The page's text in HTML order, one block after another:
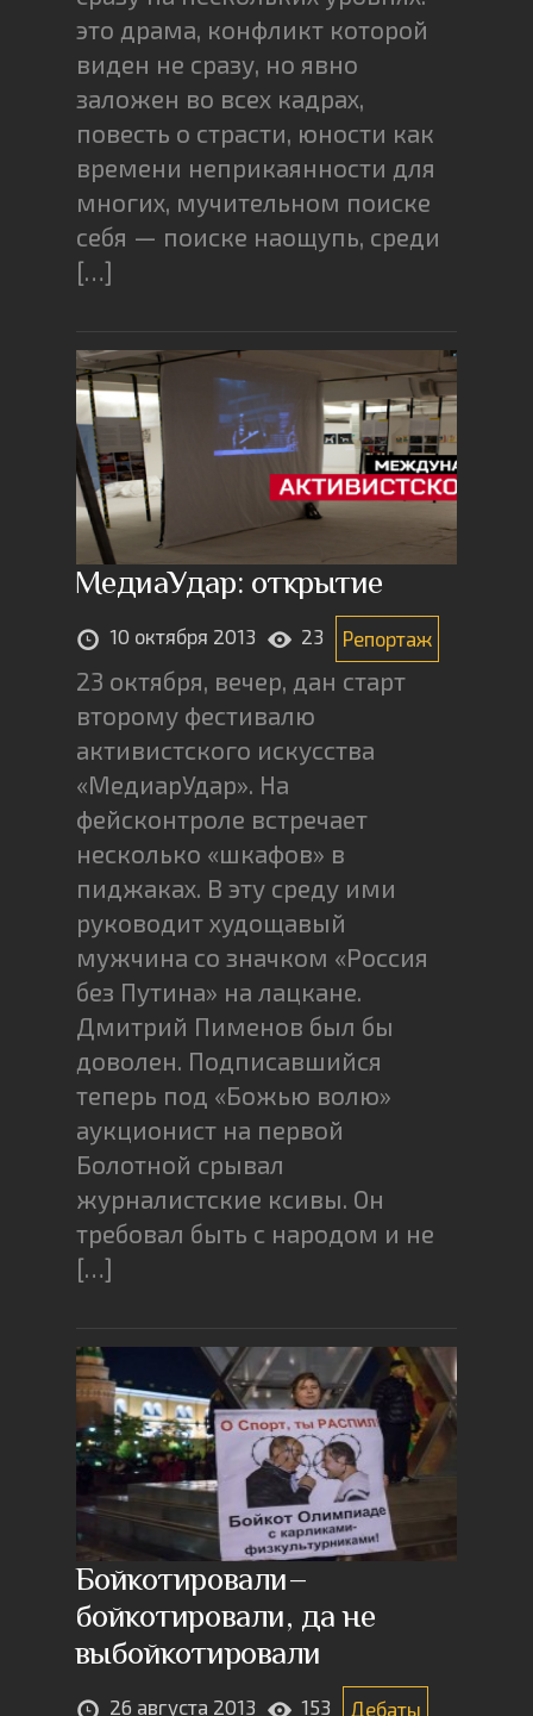
это драма, конфликт которой
виден не сразу, но явно
заложен во всех кадрах,
повесть о страсти, юности как
времени неприкаянности для
многих, мучительном поиске
себя — поиске наощупь, среди
[…]
МедиаУдар: открытие
10 октября 2013 23 Репортаж
23 октября, вечер, дан старт
второму фестивалю
активистского искусства
«МедиарУдар». На
фейсконтроле встречает
несколько «шкафов» в
пиджаках. В эту среду ими
руководит худощавый
мужчина со значком «Россия
без Путина» на лацкане.
Дмитрий Пименов был бы
доволен. Подписавшийся
теперь под «Божью волю»
аукционист на первой
Болотной срывал
журналистские ксивы. Он
требовал быть с народом и не
[…]
Бойкотировали–
бойкотировали, да не
выбойкотировали
26 августа 2013 153 Дебаты